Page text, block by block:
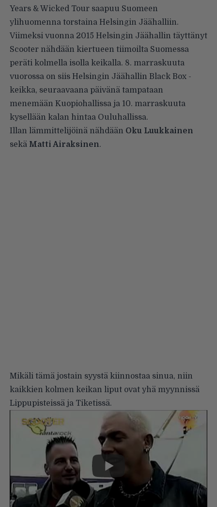
Years & Wicked Tour saapuu Suomeen
ylihuomenna torstaina Helsingin Jäähalliin.
Viimeksi vuonna 2015 Helsingin Jäähallin täyttänyt
Scooter nähdään kiertueen tiimoilta Suomessa
peräti kolmella isolla keikalla. 8. marraskuuta
vuorossa on siis Helsingin Jäähallin Black Box -
keikka, seuraavaana päivänä tampataan
menemään Kuopiohallissa ja 10. marraskuuta
kysellään kalan hintaa Ouluhallissa.
Illan lämmittelijöinä nähdään Oku Luukkainen
sekä Matti Airaksinen.
Mikäli tämä jostain syystä kiinnostaa sinua, niin
kaikkien kolmen keikan liput ovat yhä myynnissä
Lippupisteissä ja Tiketissä.